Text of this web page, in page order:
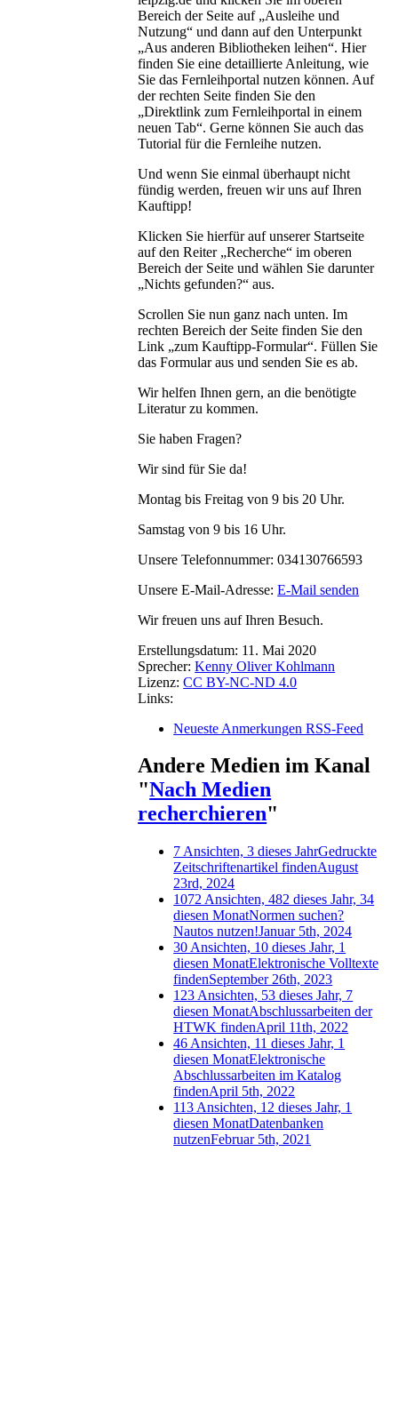
Bereich der Seite auf „Ausleihe und
Nutzung“ und dann auf den Unterpunkt
„Aus anderen Bibliotheken leihen“. Hier
finden Sie eine detaillierte Anleitung, wie
Sie das Fernleihportal nutzen können. Auf
der rechten Seite finden Sie den
„Direktlink zum Fernleihportal in einem
neuen Tab“. Gerne können Sie auch das
Tutorial für die Fernleihe nutzen.
Und wenn Sie einmal überhaupt nicht
fündig werden, freuen wir uns auf Ihren
Kauftipp!
Klicken Sie hierfür auf unserer Startseite
auf den Reiter „Recherche“ im oberen
Bereich der Seite und wählen Sie darunter
„Nichts gefunden?“ aus.
Scrollen Sie nun ganz nach unten. Im
rechten Bereich der Seite finden Sie den
Link „zum Kauftipp-Formular“. Füllen Sie
das Formular aus und senden Sie es ab.
Wir helfen Ihnen gern, an die benötigte
Literatur zu kommen.
Sie haben Fragen?
Wir sind für Sie da!
Montag bis Freitag von 9 bis 20 Uhr.
Samstag von 9 bis 16 Uhr.
Unsere Telefonnummer: 034130766593
Unsere E-Mail-Adresse: E-Mail senden
Wir freuen uns auf Ihren Besuch.
Erstellungsdatum: 11. Mai 2020
Sprecher: Kenny Oliver Kohlmann
Lizenz: CC BY-NC-ND 4.0
Links:
Neueste Anmerkungen RSS-Feed
Andere Medien im Kanal
"Nach Medien
recherchieren"
7 Ansichten, 3 dieses JahrGedruckte
Zeitschriftenartikel findenAugust
23rd, 2024
1072 Ansichten, 482 dieses Jahr, 34
diesen MonatNormen suchen?
Nautos nutzen!Januar 5th, 2024
30 Ansichten, 10 dieses Jahr, 1
diesen MonatElektronische Volltexte
findenSeptember 26th, 2023
123 Ansichten, 53 dieses Jahr, 7
diesen MonatAbschlussarbeiten der
HTWK findenApril 11th, 2022
46 Ansichten, 11 dieses Jahr, 1
diesen MonatElektronische
Abschlussarbeiten im Katalog
findenApril 5th, 2022
113 Ansichten, 12 dieses Jahr, 1
diesen MonatDatenbanken
nutzenFebruar 5th, 2021